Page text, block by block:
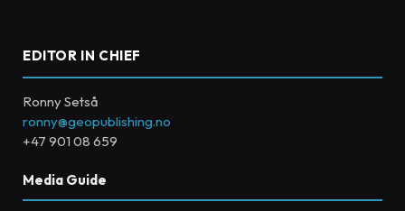
EDITOR IN CHIEF
Ronny Setså
ronny@geopublishing.no
+47 901 08 659
Media Guide